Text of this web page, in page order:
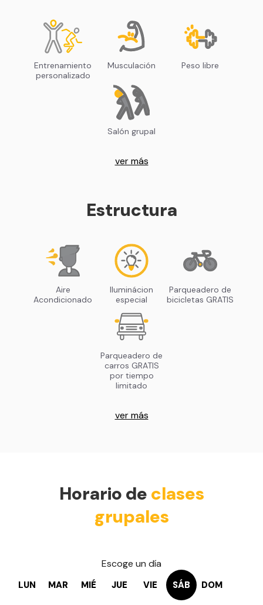
Entrenamiento
personalizado
Musculación Peso libre
Salón grupal
ver más
Estructura
Aire
Acondicionado
Iluminácion
especial
Parqueadero de
bicicletas GRATIS
Parqueadero de
carros GRATIS
por tiempo
limitado
ver más
Horario de clases
grupales
Escoge un día
LUN MAR MIÉ JUE VIE SÁB DOM